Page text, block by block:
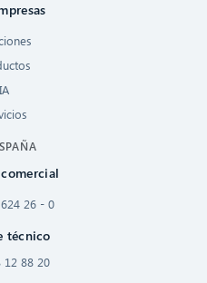
IA
26 - 0
técnico
12 88 20